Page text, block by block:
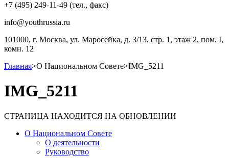
+7 (495) 249-11-49 (тел., факс)
info@youthrussia.ru
101000, г. Москва, ул. Маросейка, д. 3/13, стр. 1, этаж 2, пом. I,
комн. 12
Главная>О Национальном Совете>IMG_5211
IMG_5211
СТРАНИЦА НАХОДИТСЯ НА ОБНОВЛЕНИИ
О Национальном Совете
О деятельности
Руководство